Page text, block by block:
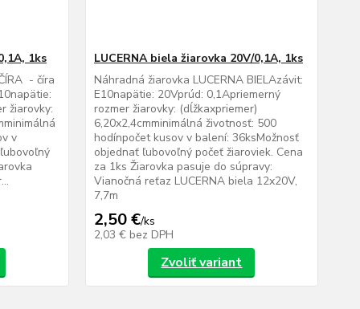
1ks
- číra
žiarovky:
v
LUCERNA biela žiarovka 20V/0,1A, 1ks
Náhradná žiarovka LUCERNA BIELAzávit:
E10napätie: 20Vprúd: 0,1Apriemerný
rozmer žiarovky: (dĺžkaxpriemer)
6,20x2,4cmminimálná životnosť: 500
hodínpočet kusov v balení: 36ksMožnosť
objednať ľubovoľný počeť žiaroviek. Cena
za 1ks Žiarovka pasuje do súpravy:
Vianočná reťaz LUCERNA biela 12x20V,
7,7m
2,50 €/ks
2,03 € bez DPH
Zvoliť variant